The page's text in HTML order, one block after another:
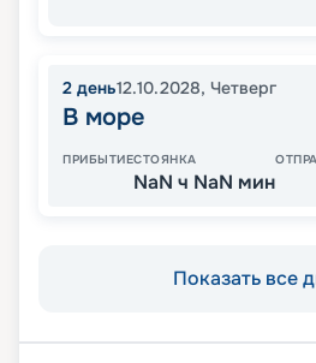
2 день12.10.2028, Четверг
В море
ПРИБЫТИЕСТОЯНКА
NaN ч NaN мин
Показать все